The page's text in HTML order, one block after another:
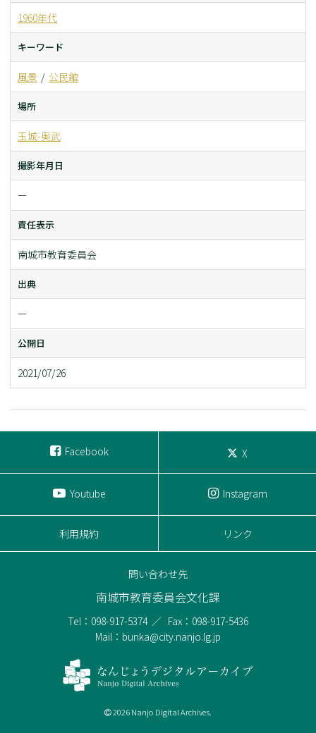
1960年代
キーワード
風景 公民館
場所
玉城-奥武
撮影年月日
ー
責任表示
南城市教育委員会
出典
ー
公開日
2021/07/26
Facebook X
Youtube Instagram
利用規約 リンク
問い合わせ先
南城市教育委員会文化課
Tel：098-917-5374
Fax：098-917-5436
Mail：bunka@city.nanjo.lg.jp
2026 Nanjo Digital Archives.